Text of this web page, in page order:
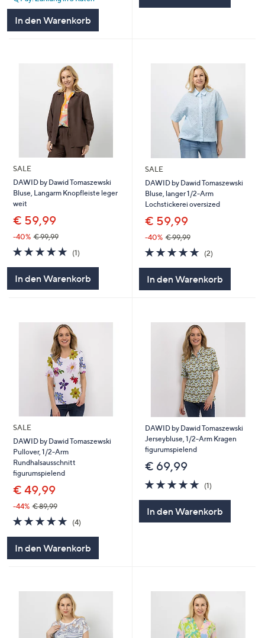
In den Warenkorb
SALE
DAWID by Dawid Tomaszewski
Bluse, Langarm Knopfleiste leger
weit
€ 59,99
-40% € 99,99
5.0
von
(1)1
In den Warenkorb
SALE
DAWID by Dawid Tomaszewski
Bluse, langer 1/2-Arm
Lochstickerei oversized
€ 59,99
-40% € 99,99
5.0
von
(2)2
In den Warenkorb
SALE
DAWID by Dawid Tomaszewski
Pullover, 1/2-Arm
Rundhalsausschnitt
figurumspielend
€ 49,99
-44% € 89,99
5.0
von
(4)4
In den Warenkorb
DAWID by Dawid Tomaszewski
Jerseybluse, 1/2-Arm Kragen
figurumspielend
€ 69,99
5.0
von
(1)1
In den Warenkorb